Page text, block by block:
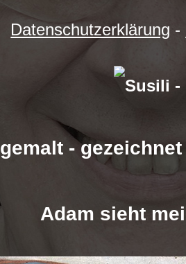
Datenschutzerklärung -
gemalt -
Adam sieht